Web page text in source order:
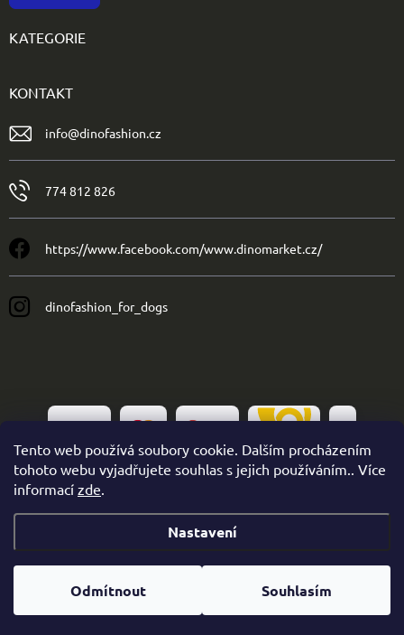
Tento web používá soubory cookie. Dalším procházením
tohoto webu vyjadřujete souhlas s jejich používáním.. Více
informací zde.
Nastavení
Odmítnout Souhlasím
KATEGORIE
KONTAKT
info@dinofashion.cz
774 812 826
https://www.facebook.com/www.dinomarket.cz/
dinofashion_for_dogs
Vytvořil Shoptet
Copyright 2026 . Všechna práva vyhrazena.